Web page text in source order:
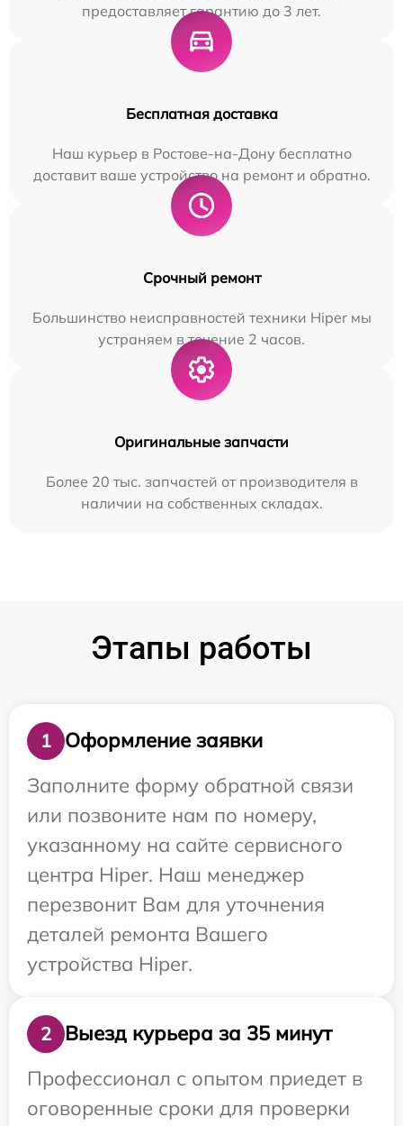
предоставляет гарантию до 3 лет.
Бесплатная доставка
Наш курьер в Ростове-на-Дону бесплатно
доставит ваше устройство на ремонт и обратно.
Срочный ремонт
Большинство неисправностей техники Hiper мы
устраняем в течение 2 часов.
Оригинальные запчасти
Более 20 тыс. запчастей от производителя в
наличии на собственных складах.
Этапы работы
1
Оформление заявки
Заполните форму обратной связи
или позвоните нам по номеру,
указанному на сайте сервисного
центра Hiper. Наш менеджер
перезвонит Вам для уточнения
деталей ремонта Вашего
устройства Hiper.
2
Выезд курьера за 35 минут
Профессионал с опытом приедет в
оговоренные сроки для проверки